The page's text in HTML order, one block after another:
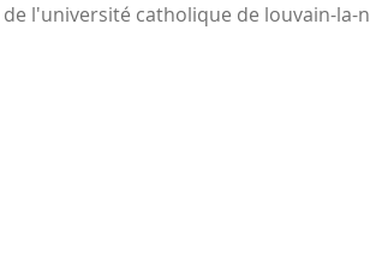
l'université catholique de louvain-la-